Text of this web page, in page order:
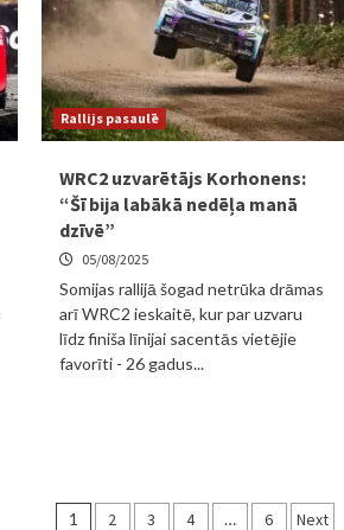
Rallijs pasaulē
WRC2 uzvarētājs Korhonens:
“Šī bija labākā nedēļa manā
dzīvē”
05/08/2025
Somijas rallijā šogad netrūka drāmas
arī WRC2 ieskaitē, kur par uzvaru
līdz finiša līnijai sacentās vietējie
favorīti - 26 gadus...
Ziņu
1 2 3 4 … 6 Next